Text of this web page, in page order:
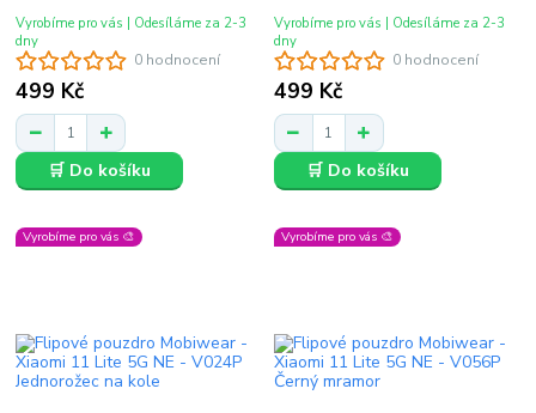
0 hodnocení
499 Kč
Vyrobíme pro vás | Odesíláme za 2-3
dny
🛒 Do košíku
0 hodnocení
499 Kč
Vyrobíme pro vás | Odesíláme za 2-3
dny
🛒 Do košíku
Vyrobíme pro vás 🎨 Vyrobíme pro vás 🎨